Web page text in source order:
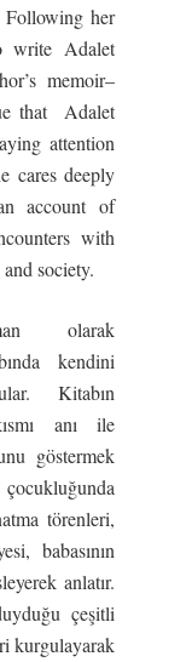
her
write Adalet
memoir–
that Adalet
attention
cares deeply
account of
with
society.
olarak
kendini
Kitabın
anı ile
göstermek
törenleri,
babasının
anlatır.
çeşitli
kurgulayarak